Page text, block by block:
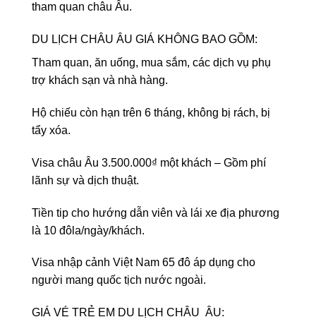
tham quan châu Âu.
DU LỊCH CHÂU ÂU GIÁ KHÔNG BAO GỒM:
Tham quan, ăn uống, mua sắm, các dịch vụ phụ
trợ khách sạn và nhà hàng.
Hộ chiếu còn hạn trên 6 tháng, không bị rách, bị
tẩy xóa.
Visa châu Âu 3.500.000₫ một khách – Gồm phí
lãnh sự và dịch thuật.
Tiền tip cho hướng dẫn viên và lái xe địa phương
là 10 đôla/ngày/khách.
Visa nhập cảnh Việt Nam 65 đô áp dụng cho
người mang quốc tịch nước ngoài.
GIÁ VÉ TRẺ EM DU LỊCH CHÂU ÂU: